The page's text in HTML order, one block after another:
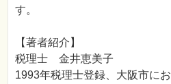
す。
【著者紹介】
税理士 金井恵美子
1993年税理士登録、大阪市に